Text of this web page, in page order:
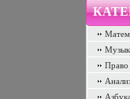
Право
Азбука